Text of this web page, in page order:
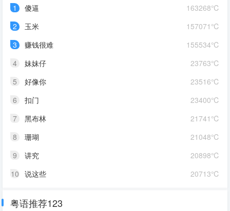
163268℃
1
傻逼
157071℃
2
玉米
155534℃
3
赚钱很难
23763℃
4
妹妹仔
23516℃
5
好像你
23400℃
6
扣门
21741℃
7
黑布林
21048℃
8
珊瑚
20898℃
9
讲究
20713℃
10 说这些
粤语推荐123